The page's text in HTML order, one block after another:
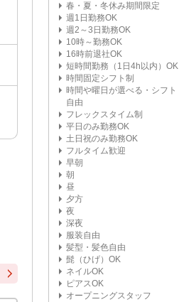
春・夏・冬休み期間限定
週1日勤務OK
週2～3日勤務OK
10時～勤務OK
16時前退社OK
短時間勤務（1日4h以内）OK
時間固定シフト制
時間や曜日が選べる・シフト
自由
フレックスタイム制
平日のみ勤務OK
土日祝のみ勤務OK
フルタイム歓迎
早朝
朝
昼
夕方
夜
深夜
服装自由
髪型・髪色自由
髭（ひげ）OK
ネイルOK
ピアスOK
オープニングスタッフ